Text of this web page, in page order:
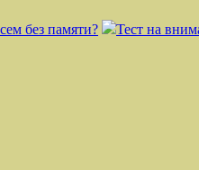
без памяти? Тест на